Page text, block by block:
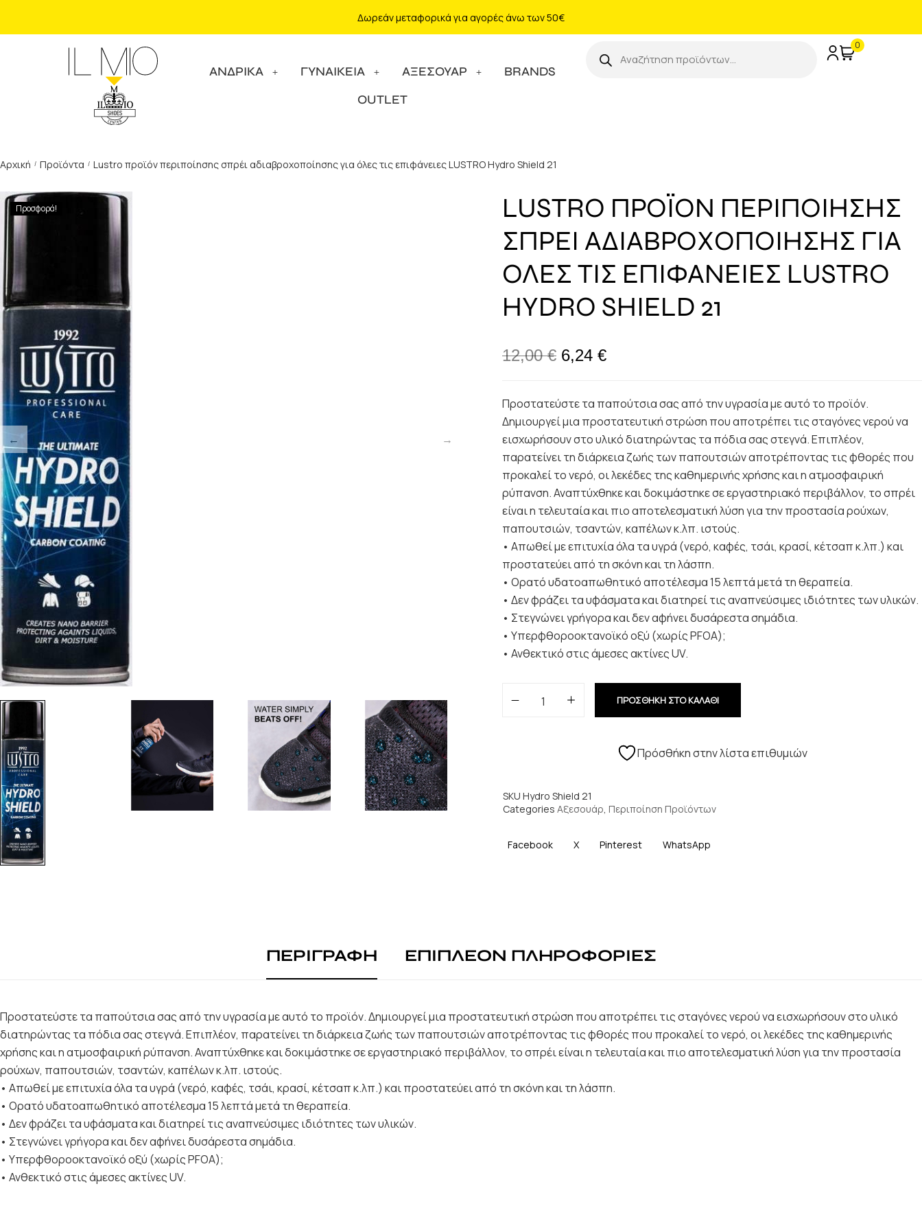
Δωρεάν μεταφορικά για αγορές άνω των 50€
ΑΝΔΡΙΚΑ ΓΥΝΑΙΚΕΙΑ ΑΞΕΣΟΥΑΡ
BRANDS
OUTLET
0
Αρχική / Προϊόντα / Lustro προϊόν περιποίησης σπρέι αδιαβροχοποίησης για όλες τις επιφάνειες LUSTRO Hydro Shield 21
Προσφορά!
LUSTRO ΠΡΟΪΟΝ ΠΕΡΙΠΟΙΗΣΗΣ
ΣΠΡΕΙ ΑΔΙΑΒΡΟΧΟΠΟΙΗΣΗΣ ΓΙΑ
ΟΛΕΣ ΤΙΣ ΕΠΙΦΑΝΕΙΕΣ LUSTRO
HYDRO SHIELD 21
12,00€ 6,24 €
Προστατεύστε τα παπούτσια σας από την υγρασία με αυτό το προϊόν.
Δημιουργεί μια προστατευτική στρώση που αποτρέπει τις σταγόνες νερού να
εισχωρήσουν στο υλικό διατηρώντας τα πόδια σας στεγνά. Επιπλέον,
παρατείνει τη διάρκεια ζωής των παπουτσιών αποτρέποντας τις φθορές που
προκαλεί το νερό, οι λεκέδες της καθημερινής χρήσης και η ατμοσφαιρική
ρύπανση. Αναπτύχθηκε και δοκιμάστηκε σε εργαστηριακό περιβάλλον, το σπρέι
είναι η τελευταία και πιο αποτελεσματική λύση για την προστασία ρούχων,
παπουτσιών, τσαντών, καπέλων κ.λπ. ιστούς.
• Απωθεί με επιτυχία όλα τα υγρά (νερό, καφές, τσάι, κρασί, κέτσαπ κ.λπ.) και
προστατεύει από τη σκόνη και τη λάσπη.
• Ορατό υδατοαπωθητικό αποτέλεσμα 15 λεπτά μετά τη θεραπεία.
• Δεν φράζει τα υφάσματα και διατηρεί τις αναπνεύσιμες ιδιότητες των υλικών.
• Στεγνώνει γρήγορα και δεν αφήνει δυσάρεστα σημάδια.
• Υπερφθοροοκτανοϊκό οξύ (χωρίς PFOA);
• Ανθεκτικό στις άμεσες ακτίνες UV.
ΠΡΟΣΘΗΚΗ ΣΤΟ ΚΑΛΑΘΙ
Πρόσθήκη στην λίστα επιθυμιών
SKU Hydro Shield 21
Categories Αξεσουάρ, Περιποίηση Προϊόντων
Facebook X Pinterest WhatsApp
ΠΕΡΙΓΡΑΦΗ ΕΠΙΠΛΕΟΝ ΠΛΗΡΟΦΟΡΙΕΣ
Προστατεύστε τα παπούτσια σας από την υγρασία με αυτό το προϊόν. Δημιουργεί μια προστατευτική στρώση που αποτρέπει τις σταγόνες νερού να εισχωρήσουν στο υλικό
διατηρώντας τα πόδια σας στεγνά. Επιπλέον, παρατείνει τη διάρκεια ζωής των παπουτσιών αποτρέποντας τις φθορές που προκαλεί το νερό, οι λεκέδες της καθημερινής
χρήσης και η ατμοσφαιρική ρύπανση. Αναπτύχθηκε και δοκιμάστηκε σε εργαστηριακό περιβάλλον, το σπρέι είναι η τελευταία και πιο αποτελεσματική λύση για την προστασία
ρούχων, παπουτσιών, τσαντών, καπέλων κ.λπ. ιστούς.
• Απωθεί με επιτυχία όλα τα υγρά (νερό, καφές, τσάι, κρασί, κέτσαπ κ.λπ.) και προστατεύει από τη σκόνη και τη λάσπη.
• Ορατό υδατοαπωθητικό αποτέλεσμα 15 λεπτά μετά τη θεραπεία.
• Δεν φράζει τα υφάσματα και διατηρεί τις αναπνεύσιμες ιδιότητες των υλικών.
• Στεγνώνει γρήγορα και δεν αφήνει δυσάρεστα σημάδια.
• Υπερφθοροοκτανοϊκό οξύ (χωρίς PFOA);
• Ανθεκτικό στις άμεσες ακτίνες UV.